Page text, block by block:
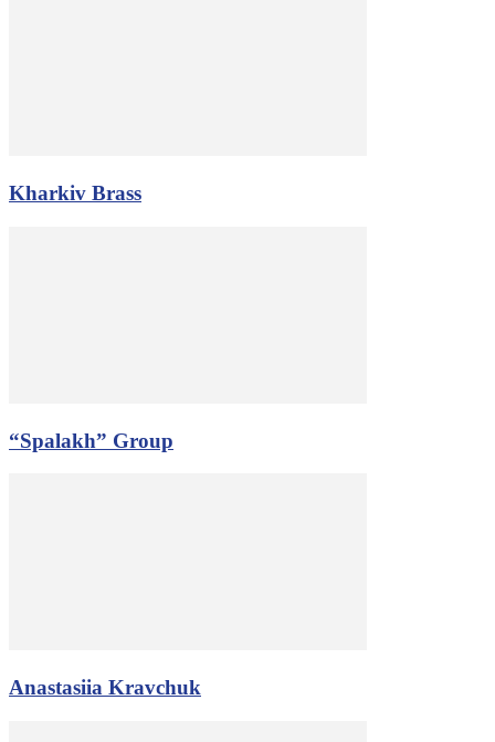
Kharkiv Brass
“Spalakh” Group
Anastasiia Kravchuk